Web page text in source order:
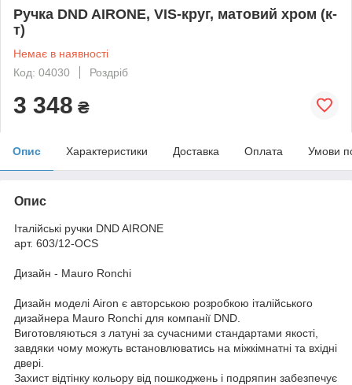
Ручка DND AIRONE, VIS-круг, матовий хром (к-
т)
Немає в наявності
Код: 04030
Роздріб
3 348 ₴
Опис Характеристики Доставка Оплата Умови
Опис
Італійські ручки DND AIRONЕ
арт. 603/12-OCS
Дизайн - Mauro Ronchi
Дизайн моделі Airon є авторською розробкою італійського
дизайнера Mauro Ronchi для компанії DND.
Виготовляються з латуні за сучасними стандартами якості,
завдяки чому можуть встановлюватись на міжкімнатні та вхідні
двері.
Захист відтінку кольору від пошкоджень і подряпин забезпечує